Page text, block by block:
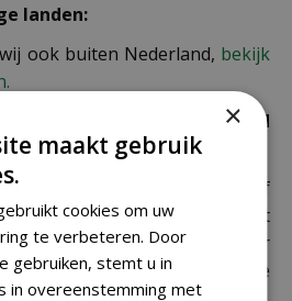
landen:
ook buiten Nederland, bekijk
bij niet ophalen of verkeerd
bij een PostNL-punt of
invult, zijn wij genoodzaakt
te brengen. Controleer
adresgegevens voordat je je
×
maakt gebruik
cookies om uw
te verbeteren. Door
gebruiken, stemt u in
in overeenstemming met